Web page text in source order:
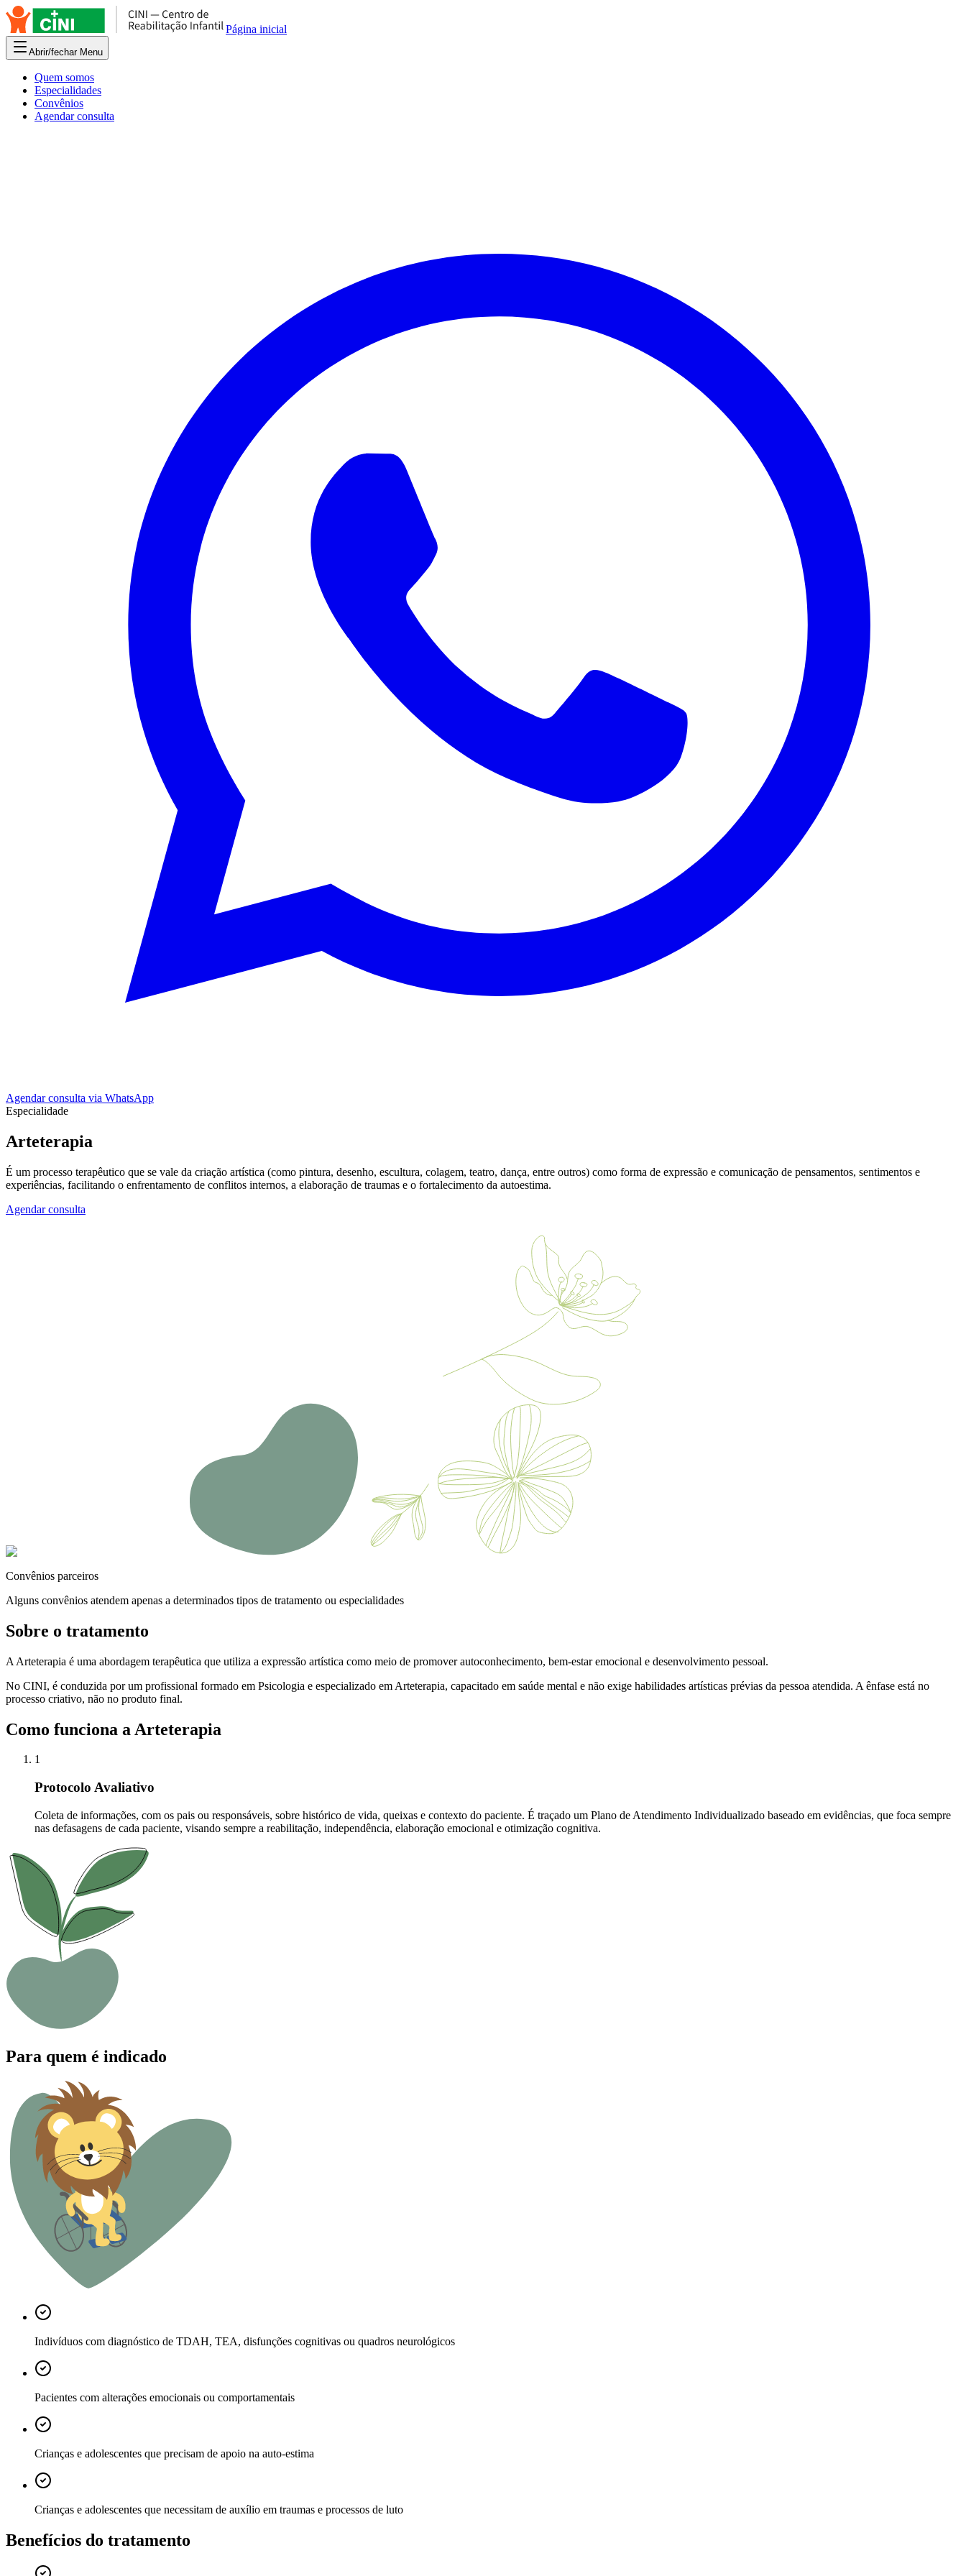
Página inicial
Abrir/fechar Menu
Quem somos
Especialidades
Convênios
Agendar consulta
Agendar consulta via WhatsApp
Especialidade
Arteterapia
É um processo terapêutico que se vale da criação artística (como pintura, desenho, escultura, colagem, teatro, dança, entre outros) como forma de expressão e comunicação de pensamentos, sentimentos e
experiências, facilitando o enfrentamento de conflitos internos, a elaboração de traumas e o fortalecimento da autoestima.
Agendar consulta
Convênios parceiros
Alguns convênios atendem apenas a determinados tipos de tratamento ou especialidades
Sobre o tratamento
A Arteterapia é uma abordagem terapêutica que utiliza a expressão artística como meio de promover autoconhecimento, bem-estar emocional e desenvolvimento pessoal.
No CINI, é conduzida por um profissional formado em Psicologia e especializado em Arteterapia, capacitado em saúde mental e não exige habilidades artísticas prévias da pessoa atendida. A ênfase está no
processo criativo, não no produto final.
Como funciona a Arteterapia
1
Protocolo Avaliativo
Coleta de informações, com os pais ou responsáveis, sobre histórico de vida, queixas e contexto do paciente. É traçado um Plano de Atendimento Individualizado baseado em evidências, que foca sempre
nas defasagens de cada paciente, visando sempre a reabilitação, independência, elaboração emocional e otimização cognitiva.
Para quem é indicado
Indivíduos com diagnóstico de TDAH, TEA, disfunções cognitivas ou quadros neurológicos
Pacientes com alterações emocionais ou comportamentais
Crianças e adolescentes que precisam de apoio na auto-estima
Crianças e adolescentes que necessitam de auxílio em traumas e processos de luto
Benefícios do tratamento